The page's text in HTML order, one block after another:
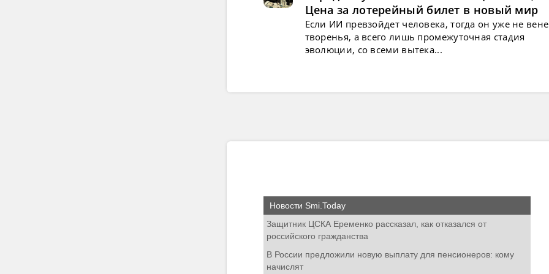
Цена за лотерейный билет в новый мир
Если ИИ превзойдет человека, тогда он уже не
творенья, а всего лишь промежуточная стадия
эволюции, со всеми вытека...